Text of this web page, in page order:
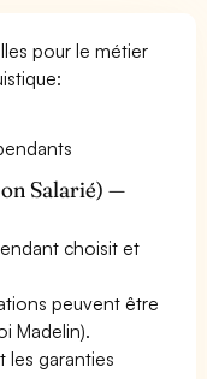
pour le métier
Salarié) —
choisit et
peuvent être
Madelin).
les garanties